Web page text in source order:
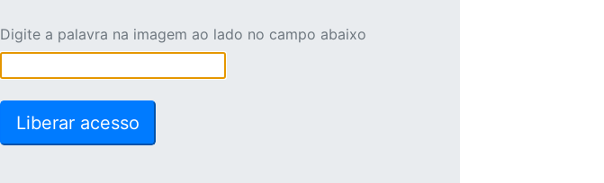
Digite a palavra na imagem ao lado no campo abaixo